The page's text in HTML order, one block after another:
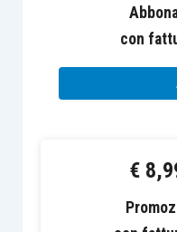
pressione, è
birretta o con uno
per analogia
addirittura portare
Anche se
con
€